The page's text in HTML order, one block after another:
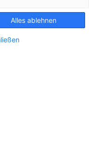
Alles ablehnen